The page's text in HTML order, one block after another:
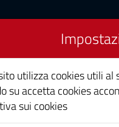
d'Ateneo
utilizza cookies utili
su accetta cookies
sui cookies